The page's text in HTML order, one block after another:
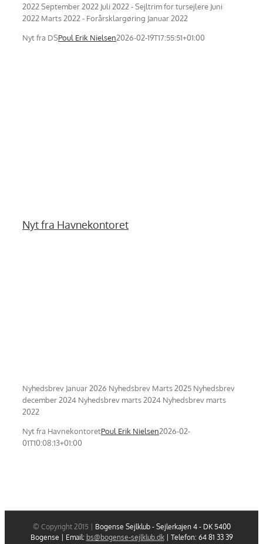
2022 September 2022 Juli 2022 - Sejltrim for tursejlere Juni
2022 Marts 2022 - Forårsklargøring Januar 2022
Nyt fra DSPoul Erik Nielsen2026-02-19T17:55:51+01:00
Nyt fra Havnekontoret
Nyhedsbrev Januar 2026 Nyhedsbrev Marts 2025 Nyhedsbrev
december 2024 Nyhedsbrev marts 2024 Nyhedsbrev marts
2022
Nyt fra HavnekontoretPoul Erik Nielsen2026-02-
01T10:08:13+01:00
© Copyright 2015 | Bogense Sejlklub - Sejlerkajen 4 - DK 5400
Bogense | Email: bs@bogense-sejlklub.dk| Telefon: 64 81 33 39